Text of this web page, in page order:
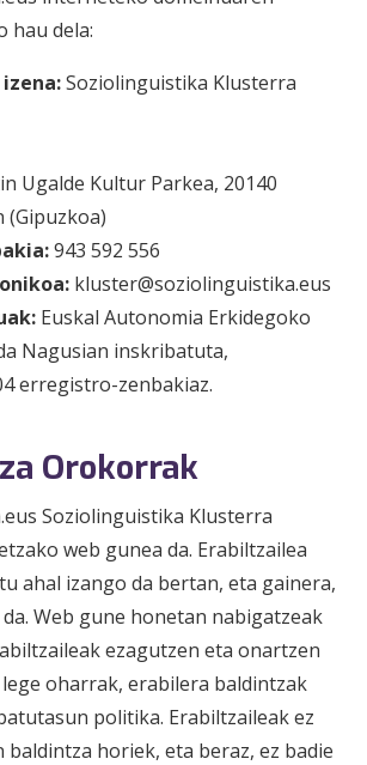
hau dela:
Soziolinguistika Klusterra
Ugalde Kultur Parkea, 20140
(Gipuzkoa)
943 592 556
kluster@soziolinguistika.eus
Euskal Autonomia Erkidegoko
Nagusian inskribatuta,
erregistro-zenbakiaz.
Orokorrak
Soziolinguistika Klusterra
web gunea da. Erabiltzailea
ahal izango da bertan, eta gainera,
Web gune honetan nabigatzeak
ezagutzen eta onartzen
oharrak, erabilera baldintzak
politika. Erabiltzaileak ez
horiek, eta beraz, ez badie